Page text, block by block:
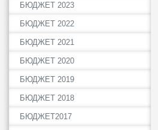
БЮДЖЕТ 2023
БЮДЖЕТ 2022
БЮДЖЕТ 2021
БЮДЖЕТ 2020
БЮДЖЕТ 2019
БЮДЖЕТ 2018
БЮДЖЕТ2017